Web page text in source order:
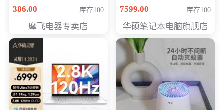
199元
386.00 库存100
摩飞电器专卖店
川银 oled 智慧轻薄本 会
7599.00 库存100
华硕笔记本电脑旗舰店